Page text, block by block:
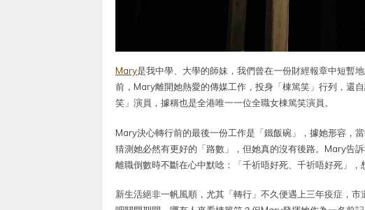
Mary是我中學、大學的師妹，我們曾在一份財經報章中短暫
前，Mary離開她熱愛的傳媒工作，投身「棟篤笑」行列，還
笑」演員，據稱也是全港唯一一位全職女棟篤笑演員。
Mary決心轉行前的最後一份工作是「鐵飯碗」，據她形容，
猜測她必然有更好的「路數」，但她真的沒有後路。Mary告
離職倒數時不斷在心中默唸：「千祈唔好死、千祈唔好死」，
新生活絕非一帆風順，尤其「轉行」不久便遇上三年疫症，